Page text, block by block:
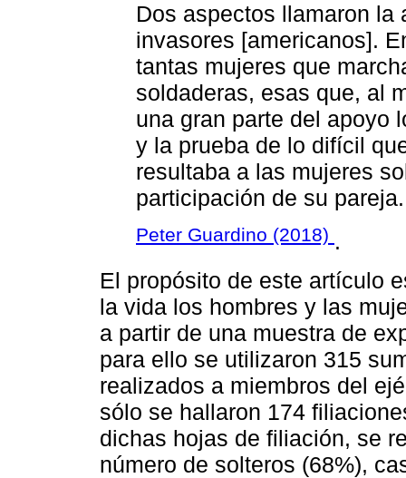
Dos aspectos llamaron la
invasores [americanos].
tantas mujeres que
soldaderas, esas que, al
una gran parte del apoyo
y la prueba de lo difícil
resultaba a las mujeres
participación de su pareja.
Peter Guardino (2018) .
El propósito de este artículo
la vida los hombres y las
a partir de una muestra de
para ello se utilizaron 315
realizados a miembros del
sólo se hallaron 174
dichas hojas de filiación, se
número de solteros (68%),